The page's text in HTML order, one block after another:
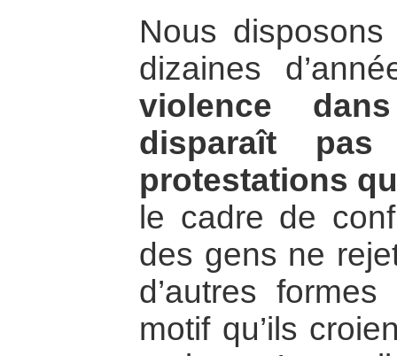
Nous
dizaines
violence
disparaît
protestations
le cadre de
des gens ne
d’autres
motif qu’ils